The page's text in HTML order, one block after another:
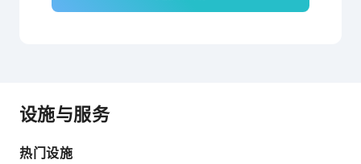
设施与服务
热门设施